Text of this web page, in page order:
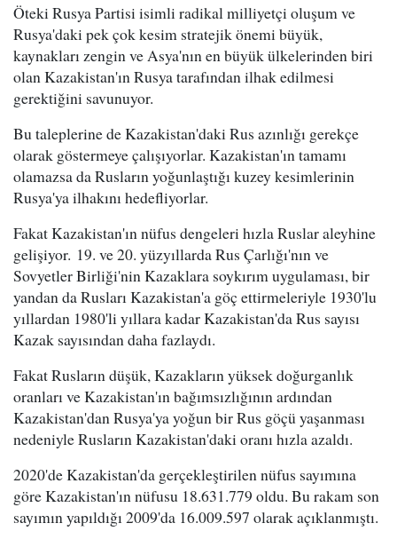
Öteki Rusya Partisi isimli radikal milliyetçi oluşum ve
Rusya'daki pek çok kesim stratejik önemi büyük,
kaynakları zengin ve Asya'nın en büyük ülkelerinden biri
olan Kazakistan'ın Rusya tarafından ilhak edilmesi
gerektiğini savunuyor.
Bu taleplerine de Kazakistan'daki Rus azınlığı gerekçe
olarak göstermeye çalışıyorlar. Kazakistan'ın tamamı
olamazsa da Rusların yoğunlaştığı kuzey kesimlerinin
Rusya'ya ilhakını hedefliyorlar.
Fakat Kazakistan'ın nüfus dengeleri hızla Ruslar aleyhine
gelişiyor. 19. ve 20. yüzyıllarda Rus Çarlığı'nın ve
Sovyetler Birliği'nin Kazaklara soykırım uygulaması, bir
yandan da Rusları Kazakistan'a göç ettirmeleriyle 1930'lu
yıllardan 1980'li yıllara kadar Kazakistan'da Rus sayısı
Kazak sayısından daha fazlaydı.
Fakat Rusların düşük, Kazakların yüksek doğurganlık
oranları ve Kazakistan'ın bağımsızlığının ardından
Kazakistan'dan Rusya'ya yoğun bir Rus göçü yaşanması
nedeniyle Rusların Kazakistan'daki oranı hızla azaldı.
2020'de Kazakistan'da gerçekleştirilen nüfus sayımına
göre Kazakistan'ın nüfusu 18.631.779 oldu. Bu rakam son
sayımın yapıldığı 2009'da 16.009.597 olarak açıklanmıştı.